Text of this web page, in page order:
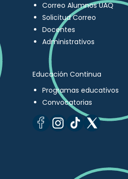
Correo Alumnos UAQ
Solicitud Correo
Docentes
Administrativos
Educación Continua
Programas educativos
Convocatorias